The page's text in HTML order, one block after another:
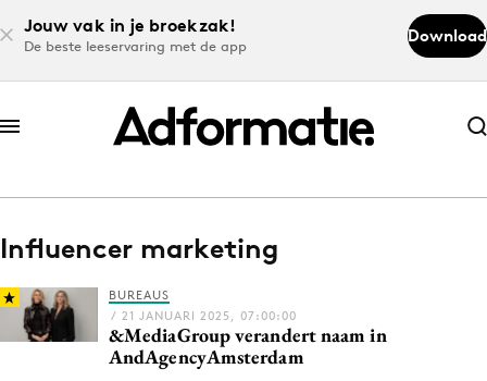
Jouw vak in je broekzak!
De beste leeservaring met de app
Download
Abonneer nu
Abonneer nu
Log in
Download de app
Volg het laatste nieuws via de Adformatie
Influencer marketing
BUREAUS
/ 21 JANUARI 2025, 07:00:00
&MediaGroup verandert naam in
AndAgencyAmsterdam